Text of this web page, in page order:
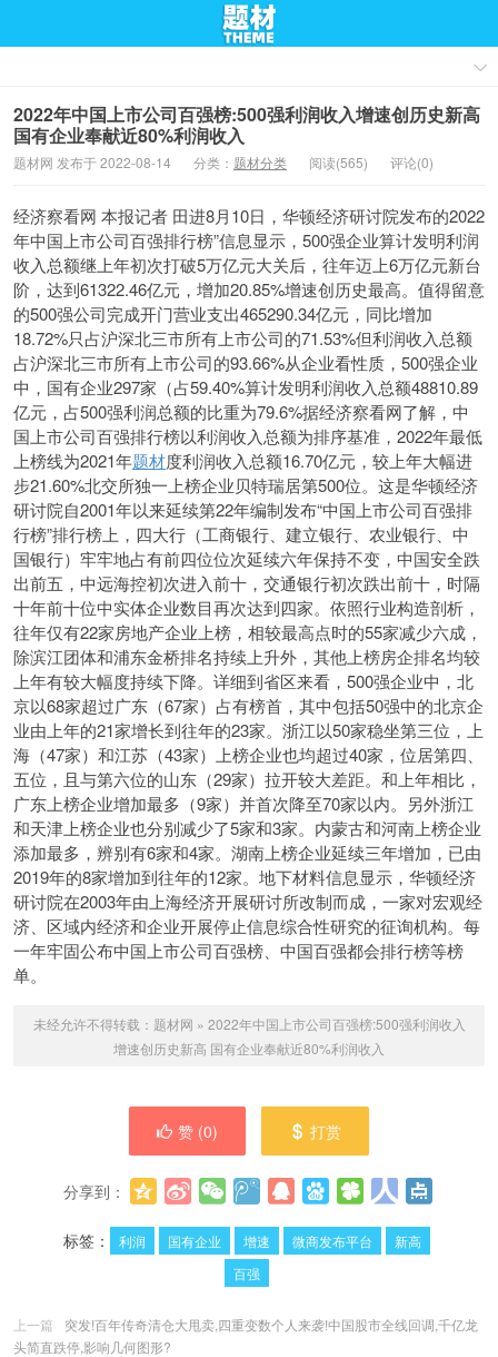
2022年中国上市公司百强榜:500强利润收入增速创历史新高
国有企业奉献近80%利润收入
题材网 发布于 2022-08-14 分类： 题材分类 阅读(565) 评论(0)
经济察看网 本报记者 田进8月10日，华顿经济研讨院发布的2022
年中国上市公司百强排行榜”信息显示，500强企业算计发明利润
收入总额继上年初次打破5万亿元大关后，往年迈上6万亿元新台
阶，达到61322.46亿元，增加20.85%增速创历史最高。值得留意
的500强公司完成开门营业支出465290.34亿元，同比增加
18.72%只占沪深北三市所有上市公司的71.53%但利润收入总额
占沪深北三市所有上市公司的93.66%从企业看性质，500强企业
中，国有企业297家（占59.40%算计发明利润收入总额48810.89
亿元，占500强利润总额的比重为79.6%据经济察看网了解，中
国上市公司百强排行榜以利润收入总额为排序基准，2022年最低
上榜线为2021年题材度利润收入总额16.70亿元，较上年大幅进
步21.60%北交所独一上榜企业贝特瑞居第500位。这是华顿经济
研讨院自2001年以来延续第22年编制发布“中国上市公司百强排
行榜”排行榜上，四大行（工商银行、建立银行、农业银行、中
国银行）牢牢地占有前四位位次延续六年保持不变，中国安全跌
出前五，中远海控初次进入前十，交通银行初次跌出前十，时隔
十年前十位中实体企业数目再次达到四家。依照行业构造剖析，
往年仅有22家房地产企业上榜，相较最高点时的55家减少六成，
除滨江团体和浦东金桥排名持续上升外，其他上榜房企排名均较
上年有较大幅度持续下降。详细到省区来看，500强企业中，北
京以68家超过广东（67家）占有榜首，其中包括50强中的北京企
业由上年的21家增长到往年的23家。浙江以50家稳坐第三位，上
海（47家）和江苏（43家）上榜企业也均超过40家，位居第四、
五位，且与第六位的山东（29家）拉开较大差距。和上年相比，
广东上榜企业增加最多（9家）并首次降至70家以内。另外浙江
和天津上榜企业也分别减少了5家和3家。内蒙古和河南上榜企业
添加最多，辨别有6家和4家。湖南上榜企业延续三年增加，已由
2019年的8家增加到往年的12家。地下材料信息显示，华顿经济
研讨院在2003年由上海经济开展研讨所改制而成，一家对宏观经
济、区域内经济和企业开展停止信息综合性研究的征询机构。每
一年牢固公布中国上市公司百强榜、中国百强都会排行榜等榜
单。
未经允许不得转载： 题材网 » 2022年中国上市公司百强榜:500强利润收入
增速创历史新高 国有企业奉献近80%利润收入
赞 (0) 打赏
分享到：
标签：
利润 国有企业 增速 微商发布平台
新高
百强
上一篇
突发!百年传奇清仓大甩卖,四重变数个人来袭!中国股市全线回调,千亿龙
头简直跌停,影响几何图形?